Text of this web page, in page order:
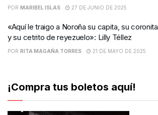
POR MARIBEL ISLAS 27 DE JUNIO DE 2025
«Aquí le traigo a Noroña su capita, su coronita
y su cetrito de reyezuelo»: Lilly Téllez
POR RITA MAGAÑA TORRES 21 DE MAYO DE 2025
¡Compra tus boletos aquí!